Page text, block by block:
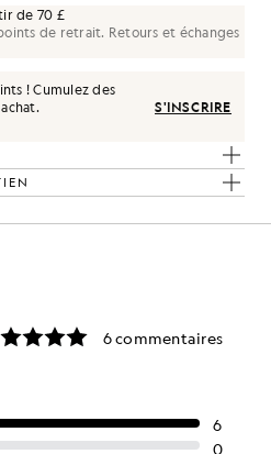
de 70 £
de retrait. Retours et échanges
! Cumulez des
S'INSCRIRE